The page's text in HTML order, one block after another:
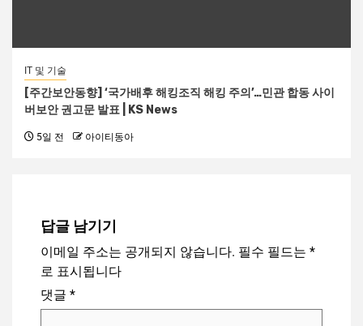
IT 및 기술
[주간보안동향] ‘국가배후 해킹조직 해킹 주의’…민관 합동 사이
버보안 권고문 발표 | KS News
5일 전 아이티동아
답글 남기기
이메일 주소는 공개되지 않습니다. 필수 필드는 *
로 표시됩니다
댓글 *